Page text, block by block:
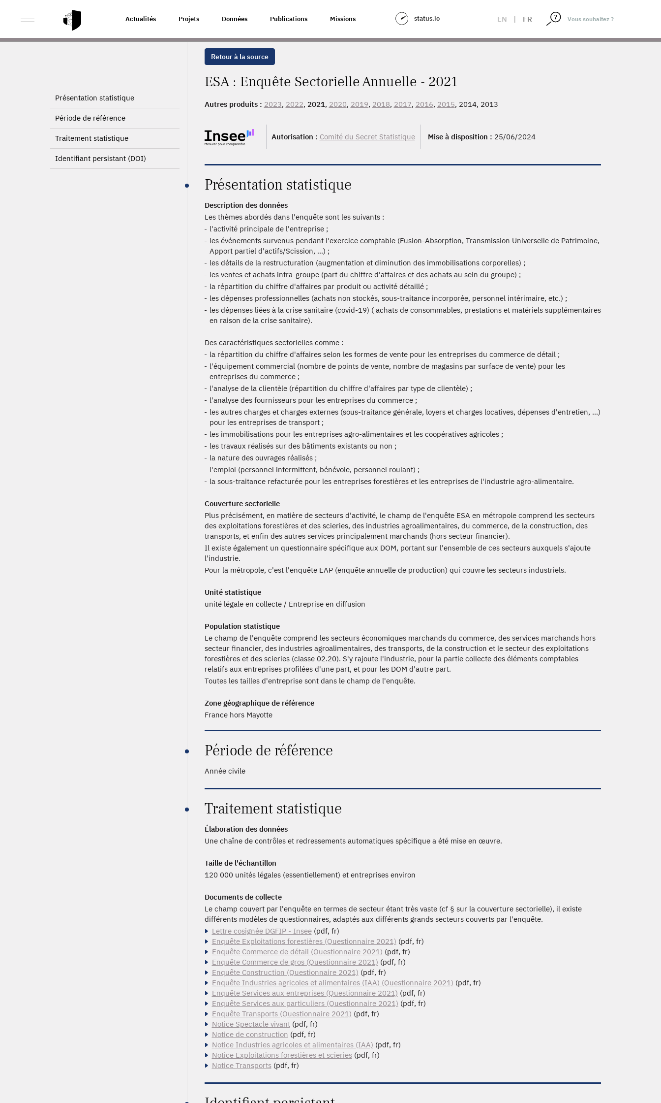
Actualités Projets Données Publications Missions status.io EN | FR
ACCUEIL PAGE PRODUIT
Présentation statistique
Période de référence
Traitement statistique
Identifiant persistant (DOI)
Retour à la source
ESA : Enquête Sectorielle Annuelle - 2021
Autres produits : 2023, 2022, 2021, 2020, 2019, 2018, 2017, 2016, 2015, 2014, 2013
Autorisation : Comité du Secret Statistique Mise à disposition : 25/06/2024
Présentation statistique
Description des données
Les thèmes abordés dans l'enquête sont les suivants :
l'activité principale de l'entreprise ;
les événements survenus pendant l'exercice comptable (Fusion-Absorption, Transmission Universelle de Patrimoine,
Apport partiel d'actifs/Scission, ...) ;
les détails de la restructuration (augmentation et diminution des immobilisations corporelles) ;
les ventes et achats intra-groupe (part du chiffre d'affaires et des achats au sein du groupe) ;
la répartition du chiffre d'affaires par produit ou activité détaillé ;
les dépenses professionnelles (achats non stockés, sous-traitance incorporée, personnel intérimaire, etc.) ;
les dépenses liées à la crise sanitaire (covid-19) ( achats de consommables, prestations et matériels supplémentaires
en raison de la crise sanitaire).
Des caractéristiques sectorielles comme :
la répartition du chiffre d'affaires selon les formes de vente pour les entreprises du commerce de détail ;
l'équipement commercial (nombre de points de vente, nombre de magasins par surface de vente) pour les
entreprises du commerce ;
l'analyse de la clientèle (répartition du chiffre d'affaires par type de clientèle) ;
l'analyse des fournisseurs pour les entreprises du commerce ;
les autres charges et charges externes (sous-traitance générale, loyers et charges locatives, dépenses d'entretien, ...)
pour les entreprises de transport ;
les immobilisations pour les entreprises agro-alimentaires et les coopératives agricoles ;
les travaux réalisés sur des bâtiments existants ou non ;
la nature des ouvrages réalisés ;
l'emploi (personnel intermittent, bénévole, personnel roulant) ;
la sous-traitance refacturée pour les entreprises forestières et les entreprises de l'industrie agro-alimentaire.
Couverture sectorielle
Plus précisément, en matière de secteurs d'activité, le champ de l'enquête ESA en métropole comprend les secteurs
des exploitations forestières et des scieries, des industries agroalimentaires, du commerce, de la construction, des
transports, et enfin des autres services principalement marchands (hors secteur financier).
Il existe également un questionnaire spécifique aux DOM, portant sur l'ensemble de ces secteurs auxquels s'ajoute
l'industrie.
Pour la métropole, c'est l'enquête EAP (enquête annuelle de production) qui couvre les secteurs industriels.
Unité statistique
unité légale en collecte / Entreprise en diffusion
Population statistique
Le champ de l'enquête comprend les secteurs économiques marchands du commerce, des services marchands hors
secteur financier, des industries agroalimentaires, des transports, de la construction et le secteur des exploitations
forestières et des scieries (classe 02.20). S'y rajoute l'industrie, pour la partie collecte des éléments comptables
relatifs aux entreprises profilées d'une part, et pour les DOM d'autre part.
Toutes les tailles d'entreprise sont dans le champ de l'enquête.
Zone géographique de référence
France hors Mayotte
Période de référence
Année civile
Traitement statistique
Élaboration des données
Une chaîne de contrôles et redressements automatiques spécifique a été mise en œuvre.
Taille de l'échantillon
120 000 unités légales (essentiellement) et entreprises environ
Documents de collecte
Le champ couvert par l'enquête en termes de secteur étant très vaste (cf § sur la couverture sectorielle), il existe
différents modèles de questionnaires, adaptés aux différents grands secteurs couverts par l'enquête.
Lettre cosignée DGFIP - Insee(pdf, fr)
Enquête Exploitations forestières (Questionnaire 2021) (pdf, fr)
Enquête Commerce de détail (Questionnaire 2021) (pdf, fr)
Enquête Commerce de gros (Questionnaire 2021) (pdf, fr)
Enquête Construction (Questionnaire 2021) (pdf, fr)
Enquête Industries agricoles et alimentaires (IAA) (Questionnaire 2021) (pdf, fr)
Enquête Services aux entreprises (Questionnaire 2021) (pdf, fr)
Enquête Services aux particuliers (Questionnaire 2021) (pdf, fr)
Enquête Transports (Questionnaire 2021) (pdf, fr)
Notice Spectacle vivant(pdf, fr)
Notice de construction (pdf, fr)
Notice Industries agricoles et alimentaires (IAA) (pdf, fr)
Notice Exploitations forestières et scieries(pdf, fr)
Notice Transports(pdf, fr)